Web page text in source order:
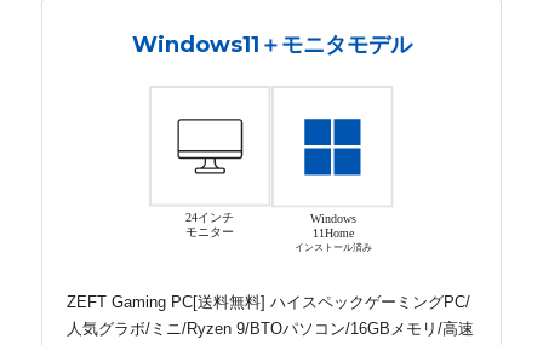
Windows11＋モニタモデル
24インチ
モニター
Windows
11Home
インストール済み
ZEFT Gaming PC[送料無料] ハイスペックゲーミングPC/
人気グラボ/ミニ/Ryzen 9/BTOパソコン/16GBメモリ/高速